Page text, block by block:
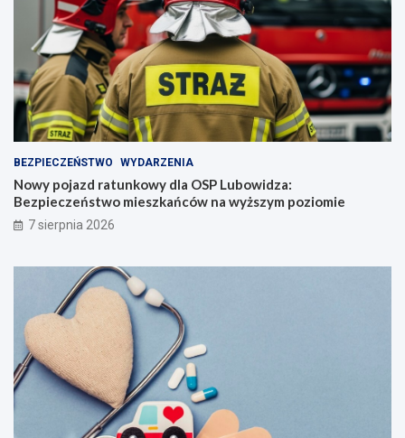
BEZPIECZEŃSTWO WYDARZENIA
Nowy pojazd ratunkowy dla OSP Lubowidza:
Bezpieczeństwo mieszkańców na wyższym poziomie
7 sierpnia 2026